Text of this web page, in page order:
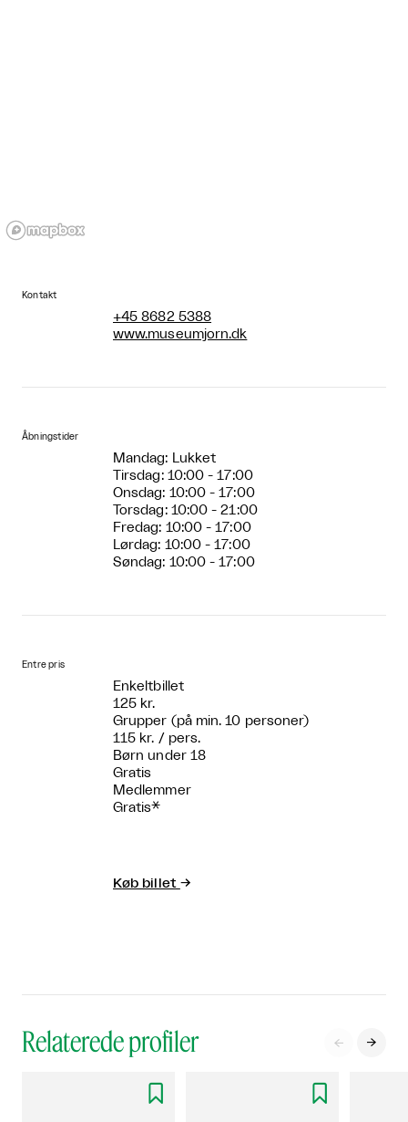
Kontakt
+45 8682 5388
www.museumjorn.dk
Åbningstider
Mandag: Lukket
Tirsdag: 10:00 - 17:00
Onsdag: 10:00 - 17:00
Torsdag: 10:00 - 21:00
Fredag: 10:00 - 17:00
Lørdag: 10:00 - 17:00
Søndag: 10:00 - 17:00
Entre pris
Enkeltbillet
125 kr.
Grupper (på min. 10 personer)
115 kr. / pers.
Børn under 18
Gratis
Medlemmer
Gratis*
Køb billet →
Relaterede profiler  
 